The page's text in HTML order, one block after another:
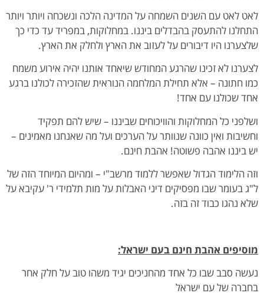
לאט לאט עם השנים השמחה על המדינה הלכה ונשכחה ויותר ויותר
התחלנו להתעסק בהבדלים ביננו. במחלוקות, במפריד עד כדי כך
שלצערנו היו דיבורים על לעזוב את הארץ ולחלק את הארץ.
לצערנו לא זכינו שהרגע המחודש שיאחד אותנו יהיה אירוע משמח
כמו חתונה – אלא תחילת המלחמה הנוראית שהזכירה לכולנו ברגע
אחד שכולנו עם אחד!
ושלפני כל המחלוקות והוויכוחים שביננו – שיש להם תפקיד
וחשיבות ואין כוונה שנוותר על הערכים ועל מה שאנחנו מאמינים –
יש ביננו אהבה פשוטה! אהבת חינם.
וזה הלימוד הגדול שאפשר ללמוד מרשב"י – ומהיום המיוחד הזה של
ל"ג בעומר שבו מפסיקים דיני האבלות על מות תלמידי ר' עקיבא על
שלא נהגו כבוד זה בזה.
מוסיפים אהבת חינם בעם ישראל:
נעשה סבב שבו כל אחד מהחניכים יגיד משהו טוב על חלק אחר
בחברה של עם ישראל